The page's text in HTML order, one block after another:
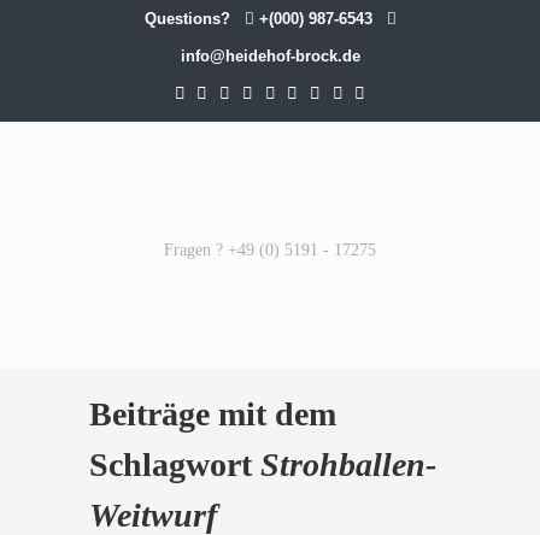
Questions? +(000) 987-6543
info@heidehof-brock.de
Fragen ? +49 (0) 5191 - 17275
Beiträge mit dem
SchlagwortStrohballen-
Weitwurf